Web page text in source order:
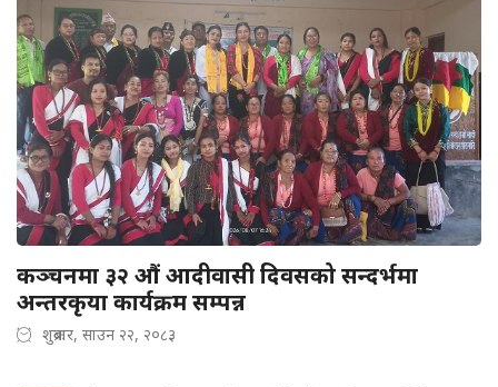
कञ्चनमा ३२ औं आदीवासी दिवसको सन्दर्भमा
अन्तरकृया कार्यक्रम सम्पन्न
शुक्रबार, साउन २२, २०८३